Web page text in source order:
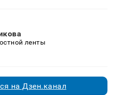
ленты
на Дзен.канал